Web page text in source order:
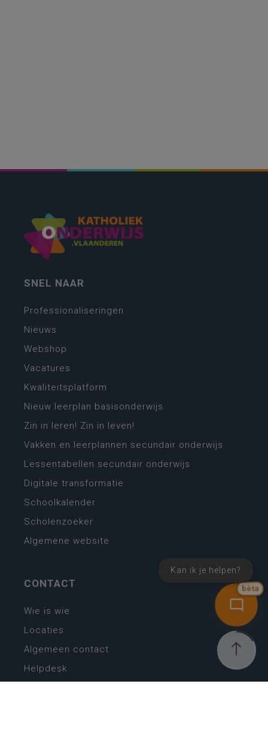
bèta
Kan ik je helpen?
SNEL NAAR
Professionaliseringen
Nieuws
Webshop
Vacatures
Kwaliteitsplatform
Nieuw leerplan basisonderwijs
Zin in leren! Zin in leven!
Vakken en leerplannen secundair onderwijs
Lessentabellen secundair onderwijs
Digitale transformatie
Schoolkalender
Scholenzoeker
Algemene website
CONTACT
Wie is wie
Locaties
Algemeen contact
Helpdesk